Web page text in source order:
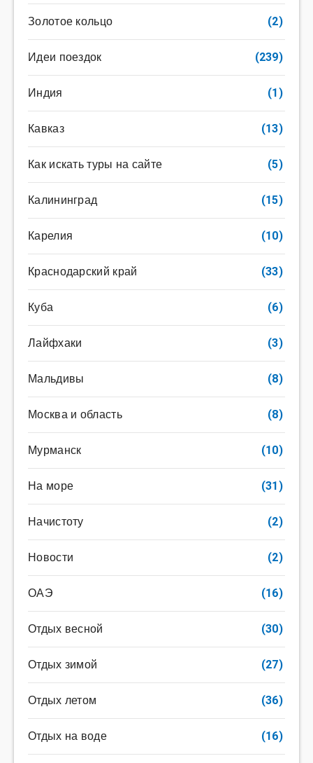
Золотое кольцо (2)
Идеи поездок (239)
Индия (1)
Кавказ (13)
Как искать туры на сайте (5)
Калининград (15)
Карелия (10)
Краснодарский край (33)
Куба (6)
Лайфхаки (3)
Мальдивы (8)
Москва и область (8)
Мурманск (10)
На море (31)
Начистоту (2)
Новости (2)
ОАЭ (16)
Отдых весной (30)
Отдых зимой (27)
Отдых летом (36)
Отдых на воде (16)